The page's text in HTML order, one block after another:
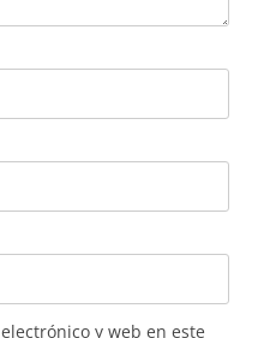
y web en este